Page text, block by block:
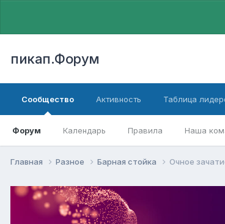
пикап.Форум
Сообщество
Форум Календарь Правила Наша
Активность Таблица
Главная Разное Барная стойка Очное